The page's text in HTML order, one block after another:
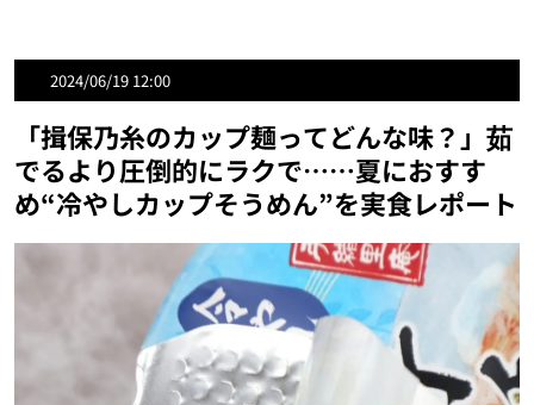
2024/06/19 12:00
「揖保乃糸のカップ麺ってどんな味？」茹
でるより圧倒的にラクで……夏におすす
め“冷やしカップそうめん”を実食レポート